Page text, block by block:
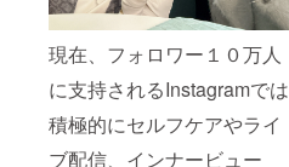
現在、フォロワー１０万人
に支持されるInstagramでは
積極的にセルフケアやライ
ブ配信、インナービュー